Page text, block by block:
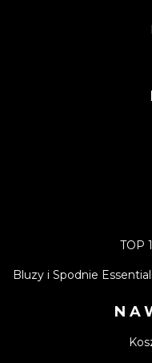
TOP
Bluzy i Spodnie